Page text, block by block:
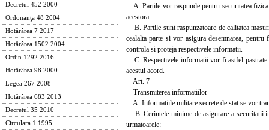
Decretul 452 2000
Ordonanţa 48 2004
Hotărârea 7 2017
Hotărârea 1502 2004
Ordin 1292 2016
Hotărârea 98 2000
Legea 267 2008
Hotărârea 683 2013
Decretul 35 2010
Circulara 1 1995
A. Partile vor raspunde pentru securitatea fizica
acestora.
B. Partile sunt raspunzatoare de calitatea
cealalta parte si vor asigura desemnarea,
controla si proteja respectivele informatii.
C. Respectivele informatii vor fi astfel pastrate
acestui acord.
Art. 7
Transmiterea informatiilor
A. Informatiile militare secrete de stat se vor
B. Cerintele minime de asigurare a securitatii
urmatoarele: